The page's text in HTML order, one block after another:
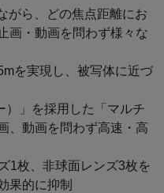
がら、どの焦点距離にお
画・動画を問わず様々な
を実現し、被写体に近づ
）」を採用した「マルチ
、動画を問わず高速・高
1枚、非球面レンズ3枚を
果的に抑制